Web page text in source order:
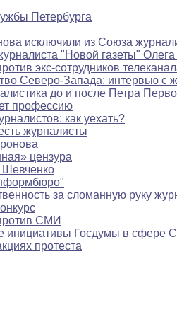
Петербурга
исключили из Союза
"Новой газеты"
экс-сотрудников
Северо-Запада: интервью с
до и после Петра
профессию
как уехать?
журналисты
цензура
за сломанную руку
СМИ
инициативы Госдумы в сфере
протеста